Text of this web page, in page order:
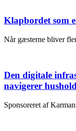
Klapbordet som
Når gæsterne bliver
Den digitale
navigerer
Sponsoreret af